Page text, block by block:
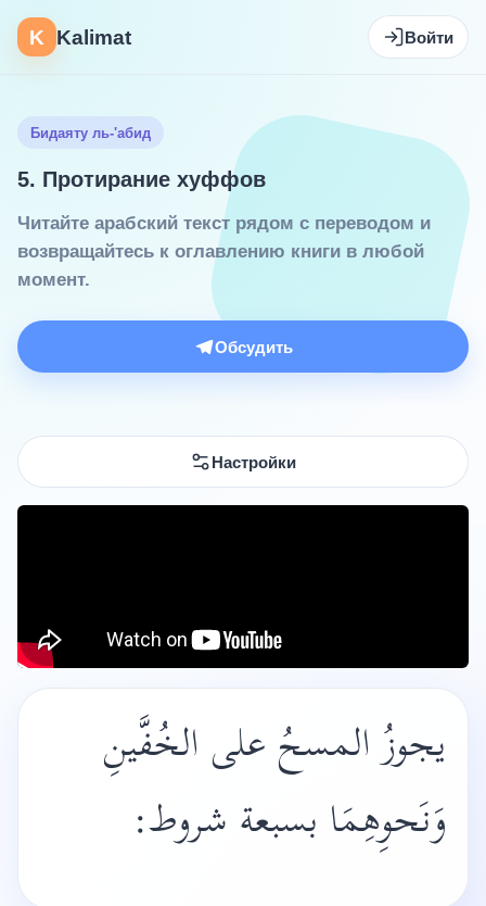
K Kalimat Войти
Бидаяту ль-'абид
5. Протирание хуффов
Читайте арабский текст рядом с переводом и
возвращайтесь к оглавлению книги в любой
момент.
Обсудить
Настройки
يجوزُ المسحُ على الخُفَّينِ
وَنَحوِهِمَا بسبعة شروط: